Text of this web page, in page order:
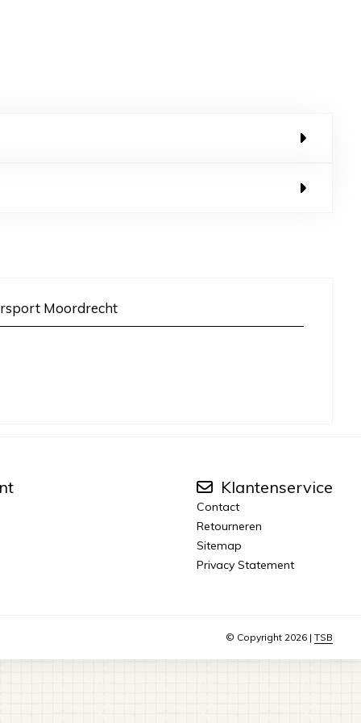
Moordrecht
Klantenservice
Contact
Retourneren
Sitemap
Privacy Statement
© Copyright 2026 | TSB